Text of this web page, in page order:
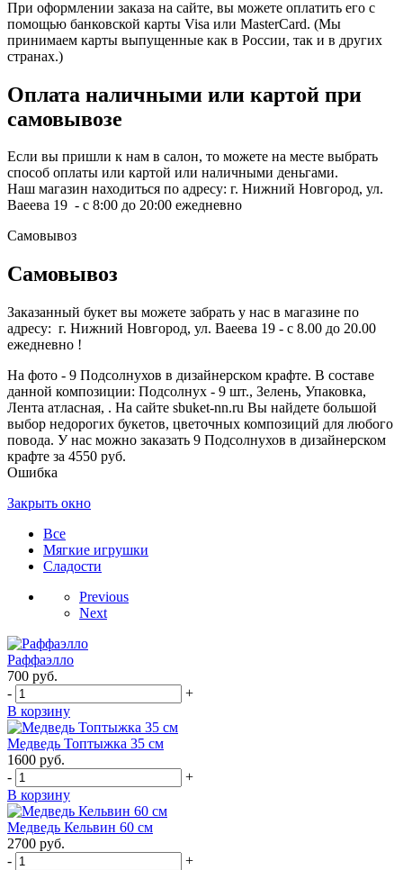
При оформлении заказа на сайте, вы можете оплатить его с
помощью банковской карты Visa или MasterCard. (Мы
принимаем карты выпущенные как в России, так и в других
странах.)
Оплата наличными или картой при
самовывозе
Если вы пришли к нам в салон, то можете на месте выбрать
способ оплаты или картой или наличными деньгами.
Наш магазин находиться по адресу: г. Нижний Новгород, ул.
Ваеева 19 - с 8:00 до 20:00 ежедневно
Самовывоз
Самовывоз
Заказанный букет вы можете забрать у нас в магазине по
адресу: г. Нижний Новгород, ул. Ваеева 19 - с 8.00 до 20.00
ежедневно !
На фото - 9 Подсолнухов в дизайнерском крафте. В составе
данной композиции: Подсолнух - 9 шт., Зелень, Упаковка,
Лента атласная, . На сайте sbuket-nn.ru Вы найдете большой
выбор недорогих букетов, цветочных композиций для любого
повода. У нас можно заказать 9 Подсолнухов в дизайнерском
крафте за 4550 руб.
Ошибка
Закрыть окно
Все
Мягкие игрушки
Сладости
Previous
Next
Раффаэлло
700 руб.
-
+
В корзину
Медведь Топтыжка 35 см
1600 руб.
-
+
В корзину
Медведь Кельвин 60 см
2700 руб.
-
+